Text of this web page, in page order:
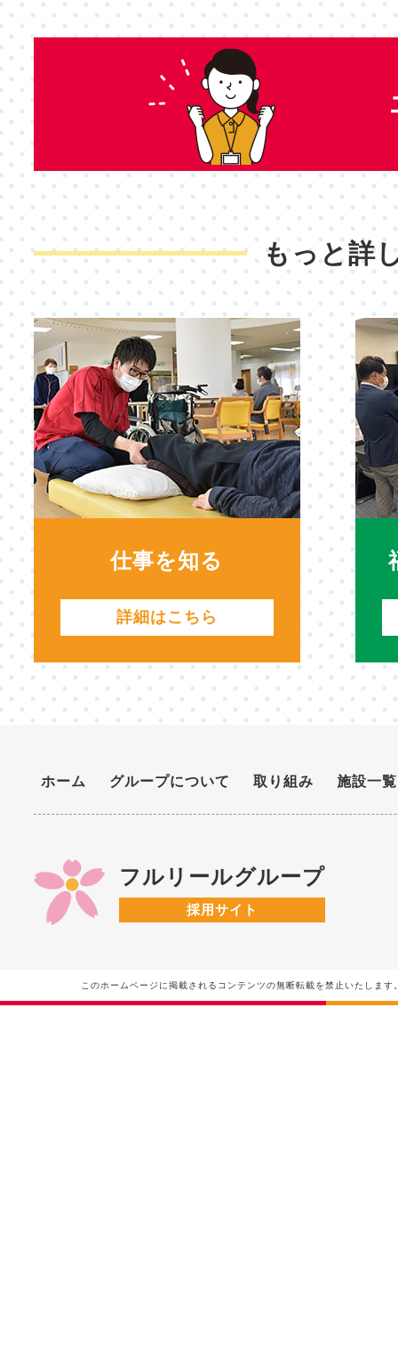
もっと詳
仕事を知る
詳細はこちら
ホーム グループについて 取り組み 施設一覧
フルリールグループ
採用サイト
このホームページに掲載されるコンテンツの無断転載を禁止いた